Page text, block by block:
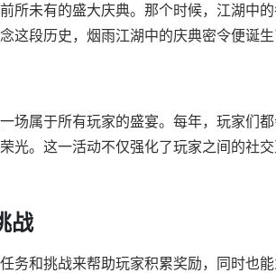
所未有的盛大庆典。那个时候，江湖中
这段历史，烟雨江湖中的庆典密令便诞
场属于所有玩家的盛宴。每年，玩家们
光。这一活动不仅强化了玩家之间的社
战
务和挑战来帮助玩家积累奖励，同时也能